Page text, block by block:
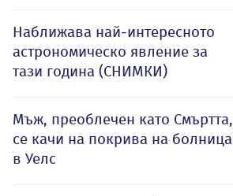
Наближава най-интересното
астрономическо явление за
тази година (СНИМКИ)
Мъж, преоблечен като Смъртта,
се качи на покрива на болница
в Уелс